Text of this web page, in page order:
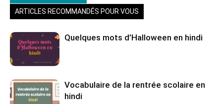
ARTICLES RECOMMANDÉS POUR VOUS
Quelques mots d’Halloween en hindi
Vocabulaire de la rentrée scolaire en
hindi